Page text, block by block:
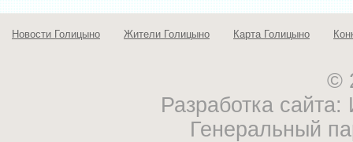
Новости Голицыно Жители Голицыно Карта Голицыно
©
Разработка
Генеральный